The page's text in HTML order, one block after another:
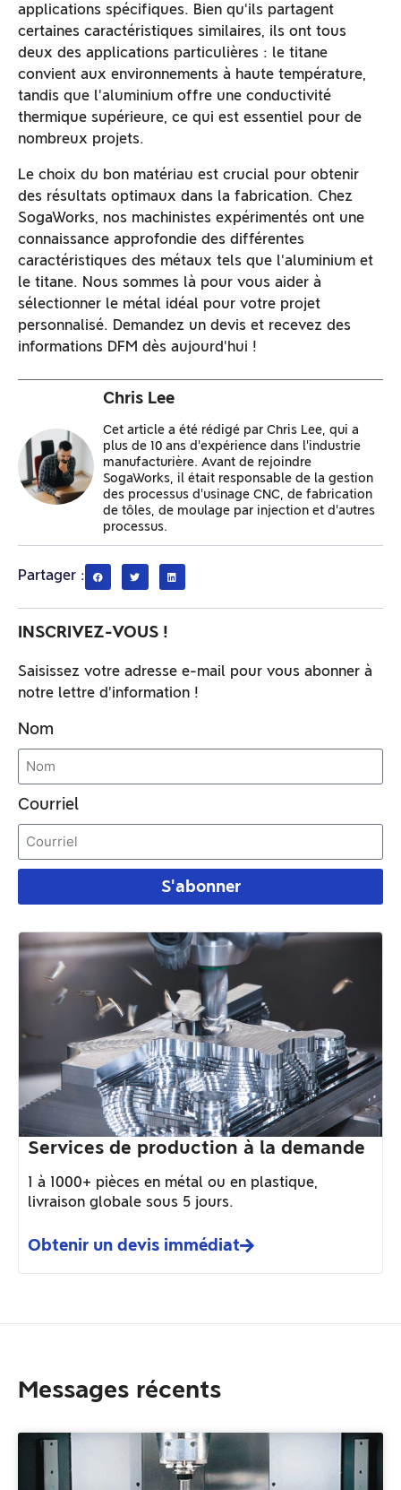
applications spécifiques. Bien qu'ils partagent
certaines caractéristiques similaires, ils ont tous
deux des applications particulières : le titane
convient aux environnements à haute température,
tandis que l'aluminium offre une conductivité
thermique supérieure, ce qui est essentiel pour de
nombreux projets.
Le choix du bon matériau est crucial pour obtenir
des résultats optimaux dans la fabrication. Chez
SogaWorks, nos machinistes expérimentés ont une
connaissance approfondie des différentes
caractéristiques des métaux tels que l'aluminium et
le titane. Nous sommes là pour vous aider à
sélectionner le métal idéal pour votre projet
personnalisé. Demandez un devis et recevez des
informations DFM dès aujourd'hui !
Chris Lee
Cet article a été rédigé par Chris Lee, qui a
plus de 10 ans d'expérience dans l'industrie
manufacturière. Avant de rejoindre
SogaWorks, il était responsable de la gestion
des processus d'usinage CNC, de fabrication
de tôles, de moulage par injection et d'autres
processus.
Partager :
INSCRIVEZ-VOUS !
Saisissez votre adresse e-mail pour vous abonner à
notre lettre d'information !
Nom
Courriel
S'abonner
Services de production à la demande
1 à 1000+ pièces en métal ou en plastique,
livraison globale sous 5 jours.
Obtenir un devis immédiat
Messages récents